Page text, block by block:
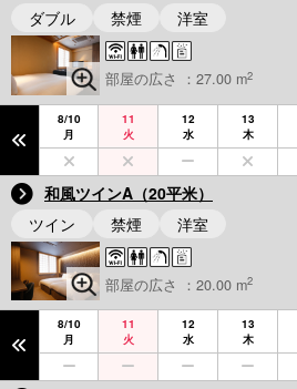
ダブル
禁煙 洋室
部屋の広さ ：27.00 m2
8/10
月
11
火
12
水
13
木
和風ツインA（20平米）
ツイン
禁煙 洋室
部屋の広さ ：20.00 m2
8/10
月
11
火
12
水
13
木